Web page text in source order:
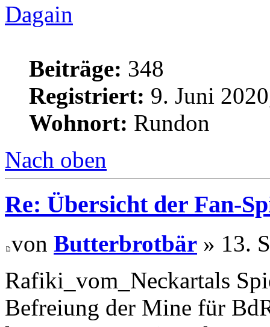
Dagain
Beiträge: 348
Registriert: 9. Juni
Wohnort: Rundon
Nach oben
Re: Übersicht der Fan-
von Butterbrotbär » 13.
Rafiki_vom_Neckartals
Befreiung der Mine für